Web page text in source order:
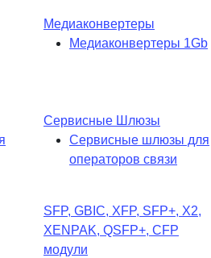
Медиаконвертеры
Медиаконвертеры 1Gb
Сервисные Шлюзы
Сервисные шлюзы для
операторов связи
SFP, GBIC, XFP, SFP+, X2,
XENPAK, QSFP+, CFP
модули